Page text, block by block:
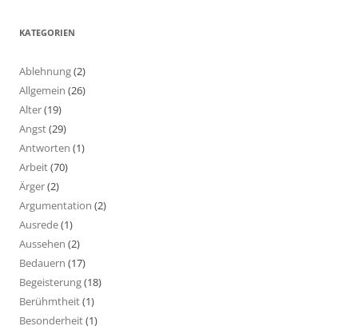
KATEGORIEN
Ablehnung(2)
Allgemein (26)
Alter(19)
Angst(29)
Antworten (1)
Arbeit(70)
Ärger(2)
Argumentation (2)
Ausrede(1)
Aussehen (2)
Bedauern (17)
Begeisterung(18)
Berühmtheit(1)
Besonderheit(1)